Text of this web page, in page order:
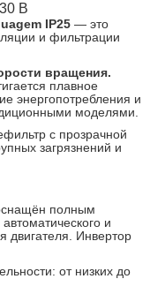
В
IP25 — это
и фильтрации
вращения.
плавное
энергопотребления и
моделями.
с прозрачной
загрязнений и
полным
и
двигателя. Инвертор
от низких до